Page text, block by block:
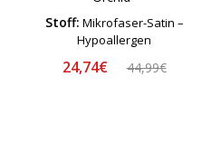
Stoff: Mikrofaser-Satin –
Hypoallergen
24,74€ 44,99€